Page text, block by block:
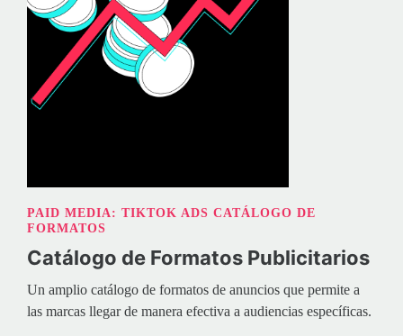
PAID MEDIA: TIKTOK ADS CATÁLOGO DE
FORMATOS
Catálogo de Formatos Publicitarios
Un amplio catálogo de formatos de anuncios que permite a
las marcas llegar de manera efectiva a audiencias específicas.